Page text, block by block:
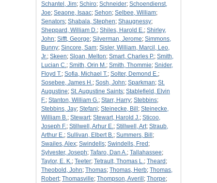
Schantel, Jim; Schiro; Schneider; Schoendienst,
Joe; Seaone, Isaac; Sehon; Selbee, William;
Senators; Shabala, Stephen; Shaugnessy;
Sheppard, William D.; Shiles, Harold E.; Shirley,
John; Sifft, George; Silverman, Jerome; Simmons,
Bunny; Sincore, Sam; Sisler, William, Marcil, Leo,
Jr.; Skeen; Sloan, Melton; Smart, Charles P.; Smith,
Lucian C.; Smith, Orin M.; Smith, Thommie; Snider,
Floyd T.; Sofia, Michael T.; Solter, Demond E.;
Sosebee, James H.; Sosh, John; Sparkman; St.
Augustine; St. Augustine Saints; Stablefield, Elvin
F.; Stanton, William G.; Starr, Harry; Stebbins;
Stebbins, Jay; Stefani; Steinecke, Bill ; Steinecke,
William B.; Stewart; Stewart, Harold J.; Sticoo,
Joseph F.; Stillwell, Arhur E.; Stillwell, Art; Straub,
Arthur E.; Sullivan, Elbert B.; Summers, Bill ;
Swailes, Alex; Swindells; Swindells, Fred ;
Sylvester, Joseph; Tafaro, Dan A.; Tallahassee;
Taylor, E. K.; Teeter; Tetrault, Thomas L.; Theard ;
Theobold, John; Thomas; Thomas, Herb; Thomas,
Robert; Thomasville; Thompson, Averill ; Thorpe;